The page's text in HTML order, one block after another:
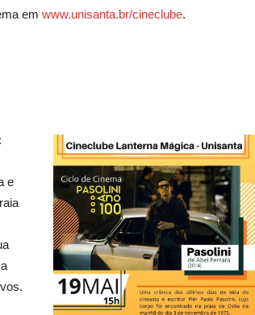
em www.unisanta.br/cineclube.
e